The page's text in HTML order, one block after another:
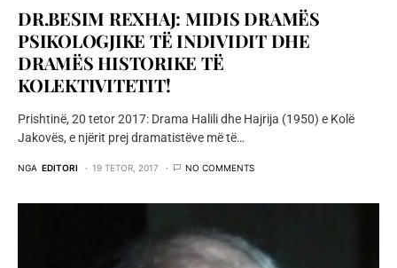
DR.BESIM REXHAJ: MIDIS DRAMËS
PSIKOLOGJIKE TË INDIVIDIT DHE
DRAMËS HISTORIKE TË
KOLEKTIVITETIT!
Prishtinë, 20 tetor 2017: Drama Halili dhe Hajrija (1950) e Kolë
Jakovës, e njërit prej dramatistëve më të…
NGA EDITORI 19 TETOR, 2017 NO COMMENTS